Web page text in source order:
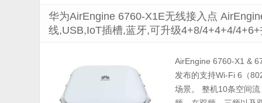
华为AirEngine 6760-X1E无线接入点
线,USB,IoT插槽,蓝牙,可升级4+8/4+4+4/
AirEngine 6760-X1 &
发布的支持Wi-Fi 6（
场景。 整机10条空间